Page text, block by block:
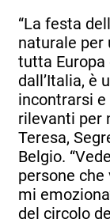
“La festa
naturale per
tutta
dall’Italia, è
incontrarsi
rilevanti per
Teresa,
Belgio.
persone
mi
del circolo